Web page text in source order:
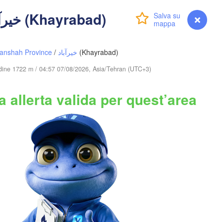
Accedi Premium myVentusky Previsione Avvisi - خیرآباد (Khayrabad)
Province /خیرآباد (Khayrabad)
1722 m / 04:57 07/08/2026, Asia/Tehran (UTC+3)
allerta valida per quest’area
(Mazar i sharif)
کابل
(Kabul)
(Kunduz)
غوریوالہ
(Ghoriwala)
AFGHANISTAN
ڈیرہ اسماعیل خان
(Dera Ismail Khan)
PAKISTAN